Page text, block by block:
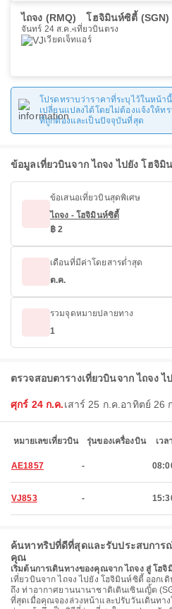
ไถจง (RMQ) โฮจิมินห์ซิตี้ (SGN)
จันทร์ 24 ส.ค. เที่ยวบินตรง
เวียดเจ็ทแอร์
โปรดทราบว่าราคาที่ระบุไว้ในหน้า
เปลี่ยนแปลงได้โดยไม่ต้องแจ้งให้ท
ที่ถูกต้องและเป็นปัจจุบันที่สุด
ข้อมูลเที่ยวบินจาก ไถจง ไปยัง โฮจิมิ
ข้อเสนอเที่ยวบินสุดพิเศษ
ไถจง - โฮจิมินห์ซิตี้
฿ 2
เดือนที่มีค่าโดยสารต่ำสุด
ต.ค.
รวมจุดหมายปลายทาง
1
ตรวจสอบตารางเที่ยวบินจาก ไถจง
ศุกร์ 24 ก.ค.เสาร์ 25 ก.ค. อาทิตย์ 26
หมายเลขเที่ยวบิน รุ่นของเครื่องบิน เว
AE1857 -
VJ853 -
ค้นหาทริปที่ดีที่สุดและรับประสบกา
คุณ
เริ่มต้นการเดินทางของคุณจาก ไถจง สู่ โฮ
เที่ยวบินจาก ไถจง ไปยัง โฮจิมินห์ซิตี้ ออกเ
ถึง ท่าอากาศยานนานาชาติเตินเซินเญิ้ต
ที่สุดเมื่อคุณจองล่วงหน้าและปรับวันเดินทา